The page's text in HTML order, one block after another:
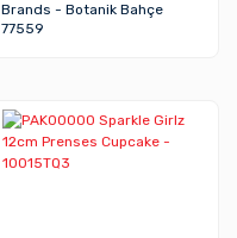
Brands - Botanik Bahçe
77559